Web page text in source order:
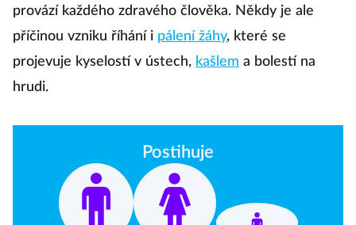
provází každého zdravého člověka. Někdy je ale
příčinou vzniku říhání i pálení žáhy, které se
projevuje kyselostí v ústech, kašlem a bolestí na
hrudi.
Postihuje